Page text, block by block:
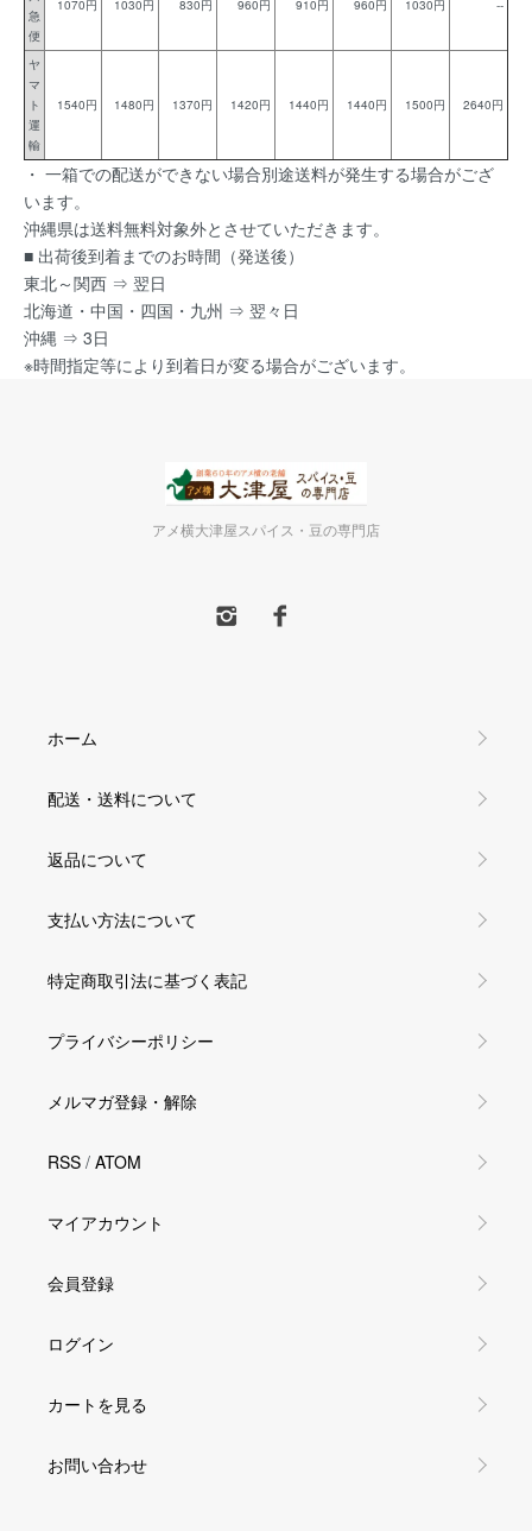
急
便
1070円 1030円 830円 960円 910円 960円 1030円 --
ヤ
マ
ト
運
輸
1540円 1480円 1370円 1420円 1440円 1440円 1500円 2640円
・ 一箱での配送ができない場合別途送料が発生する場合がござ
います。
沖縄県は送料無料対象外とさせていただきます。
■ 出荷後到着までのお時間（発送後）
東北～関西 ⇒ 翌日
北海道・中国・四国・九州 ⇒ 翌々日
沖縄 ⇒ 3日
※時間指定等により到着日が変る場合がございます。
アメ横大津屋スパイス・豆の専門店
ホーム
配送・送料について
返品について
支払い方法について
特定商取引法に基づく表記
プライバシーポリシー
メルマガ登録・解除
RSS / ATOM
マイアカウント
会員登録
ログイン
カートを見る
お問い合わせ